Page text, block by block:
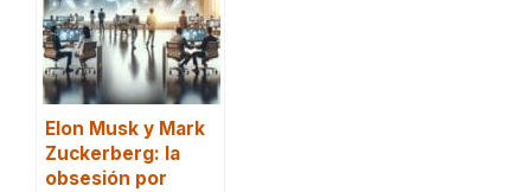
Elon Musk y Mark
Zuckerberg: la
obsesión por